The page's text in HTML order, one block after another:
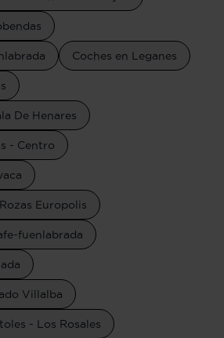
Coches en Leganes
De Henares
- Centro
Europolis
fuenlabrada
Villalba
- Los Rosales